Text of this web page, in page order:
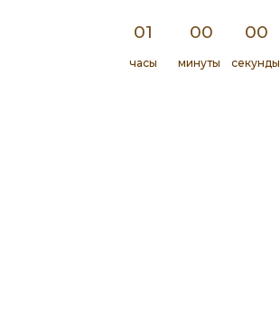
00
минуты
01
часы
00
секунды